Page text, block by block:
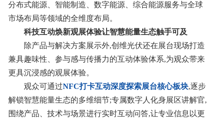
分布式能源、智能制造、数字能源、综合能源服务与全球
市场布局等领域的全维度布局。
科技互动焕新观展体验让智慧能量生态触手可及
除产品与解决方案展示外,创维光伏还在展台现场打造
兼具趣味性、参与感与传播力的互动体验体系,为观众带来
更具沉浸感的观展体验。
观众可通过NFC打卡互动深度探索展台核心板块,逐步
解锁智慧能量生态的多维细节;专属数字人化身展区讲解官,
围绕产品、技术与场景进行实时互动问答,让专业信息以更